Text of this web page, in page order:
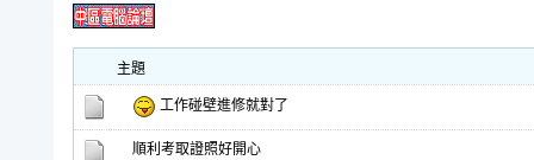
主題
工作碰壁進修就對了
順利考取證照好開心